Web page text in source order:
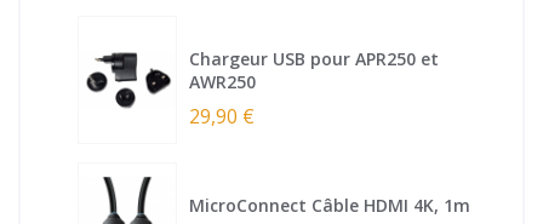
Chargeur USB pour APR250 et
AWR250
29,90 €
MicroConnect Câble HDMI 4K, 1m